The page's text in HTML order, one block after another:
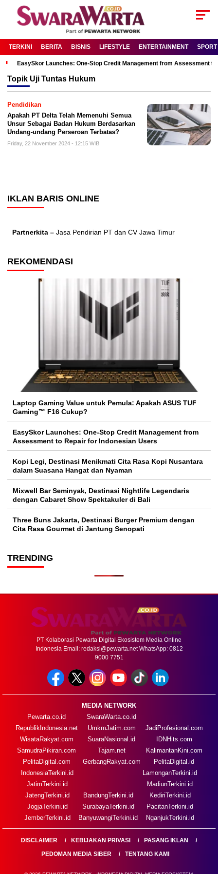
TERKINI BERITA BISNIS LIFESTYLE ENTERTAINMENT SPORT
EasySkor Launches: One-Stop Credit Management from Assessment
Topik Uji Tuntas Hukum
Pendidikan
Apakah PT Delta Telah Memenuhi Semua
Unsur Sebagai Badan Hukum Berdasarkan
Undang-undang Perseroan Terbatas?
Friday, 22 November 2024 - 12:15 WIB
IKLAN BARIS ONLINE
Partnerkita – Jasa Pendirian PT dan CV Jawa Timur
REKOMENDASI
Laptop Gaming Value untuk Pemula: Apakah ASUS TUF
Gaming™ F16 Cukup?
EasySkor Launches: One-Stop Credit Management from
Assessment to Repair for Indonesian Users
Kopi Legi, Destinasi Menikmati Cita Rasa Kopi Nusantara
dalam Suasana Hangat dan Nyaman
Mixwell Bar Seminyak, Destinasi Nightlife Legendaris
dengan Cabaret Show Spektakuler di Bali
Three Buns Jakarta, Destinasi Burger Premium dengan
Cita Rasa Gourmet di Jantung Senopati
TRENDING
PT Kolaborasi Pewarta Digital Ekosistem Media Online
Indonesia Email: redaksi@pewarta.netWhatsApp: 0812
9000 7751
MEDIA NETWORK
Pewarta.co.id
RepublikIndonesia.net
WisataRakyat.com
SamudraPikiran.com
PelitaDigital.com
SwaraWarta.co.id
UmkmJatim.com
SuaraNasional.id
Tajam.net
GerbangRakyat.com
JadiProfesional.com
IDNHits.com
KalimantanKini.com
PelitaDigital.id
IndonesiaTerkini.id
JatimTerkini.id
JatengTerkini.id
JogjaTerkini.id
JemberTerkini.id
BandungTerkini.id
SurabayaTerkini.id
BanyuwangiTerkini.id
LamonganTerkini.id
MadiunTerkini.id
KediriTerkini.id
PacitanTerkini.id
NganjukTerkini.id
DISCLAIMER KEBIJAKAN PRIVASI
PASANG IKLAN
PEDOMAN MEDIA SIBER
TENTANG KAMI